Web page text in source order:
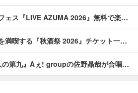
ェス『LIVE AZUMA 2026』無料で楽…
満喫する『秋酒祭 2026』チケット一…
の第九』Aぇ! groupの佐野晶哉が合唱…